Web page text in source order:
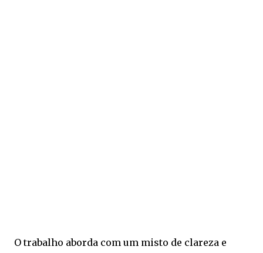
O trabalho aborda com um misto de clareza e